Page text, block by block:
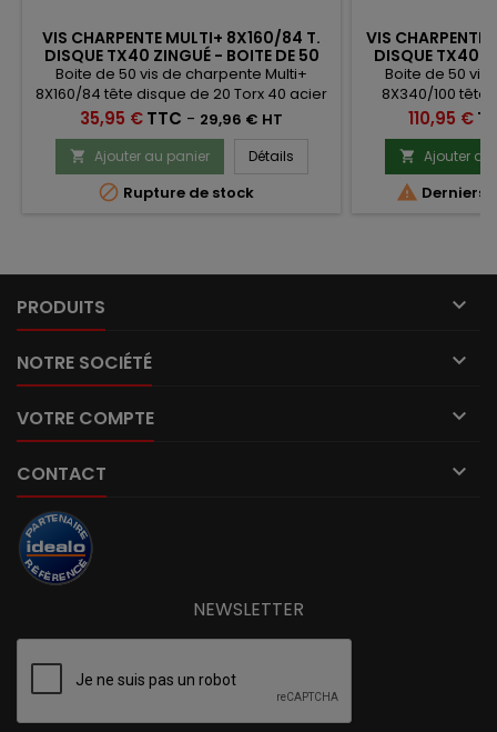
VIS CHARPENTE MULTI+ 8X160/84 T.
DISQUE TX40 ZINGUÉ - BOITE DE 50
Boite de 50 vis de charpente Multi+
8X160/84 tête disque de 20 Torx 40 acier
zingué banc homologuées pour la
construction bois
Prix
35,95 €TTC - 29,96 € HT
 Ajouter au panier Détails
 Rupture de stock
VIS
DISQUE TX40
Boite de 50 vis
8X340/100 tête
acier zingué
Prix
110,95 €
 Ajouter au
 Derniers
PRODUITS 
NOTRE SOCIÉTÉ 
VOTRE COMPTE 
CONTACT 
NEWSLETTER